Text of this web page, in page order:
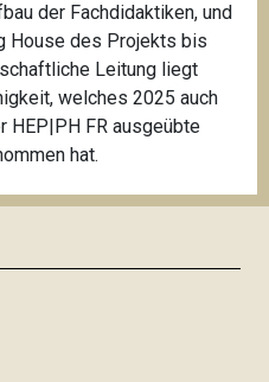
der Fachdidaktiken, und
House des Projekts bis
Leitung liegt
welches 2025 auch
HEP|PH FR ausgeübte
hat.